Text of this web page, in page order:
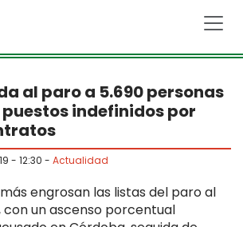
al paro a 5.690 personas
indefinidos por
- 12:30 - Actualidad
engrosan las listas del paro al
un ascenso porcentual